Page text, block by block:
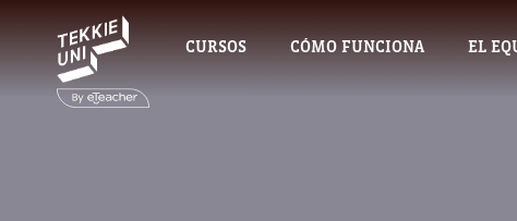
CURSOS CÓMO FUNCIONA EL